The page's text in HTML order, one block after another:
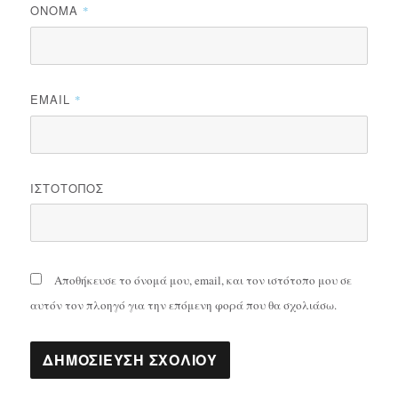
ΌΝΟΜΑ *
EMAIL *
ΙΣΤΌΤΟΠΟΣ
Αποθήκευσε το όνομά μου, email, και τον ιστότοπο μου σε
αυτόν τον πλοηγό για την επόμενη φορά που θα σχολιάσω.